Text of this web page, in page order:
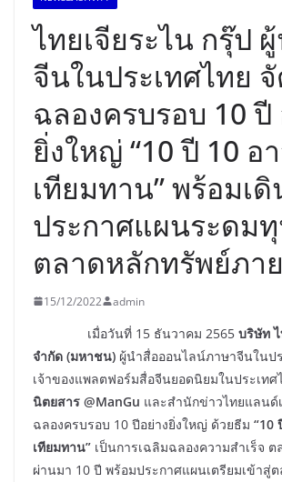
ไทยเจียระไน กรุ๊ป
จีนในประเทศไทย
ฉลองครบรอบ 10 ปี
ยิ่งใหญ่ “10 ปี 10 อ
เทียมทาน” พร้อมเ
ประกาศแผนระดม
ตลาดหลักทรัพย์ภา
15/12/2022 admin
เมื่อวันที่ 15 ธันวาคม 2565 บริษัท
จำกัด (มหาชน) ผู้นำสื่อออนไลน์ภาษาจีนในป
เจ้าของแพลตฟอร์มสื่อจีนยอดนิยมในประเทศ
นิตยสาร @ManGu และสำนักข่าวไทยแลนด์
ฉลองครบรอบ 10 ปีอย่างยิ่งใหญ่ ด้วยธีม “10
เทียมทาน” เป็นการเฉลิมฉลองความสำเร็จ ต
ผ่านมา 10 ปี พร้อมประกาศแผนเตรียมเข้าสู่